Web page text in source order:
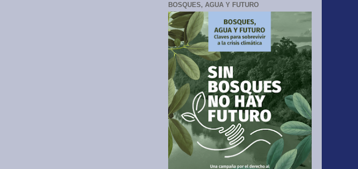
BOSQUES, AGUA Y FUTURO